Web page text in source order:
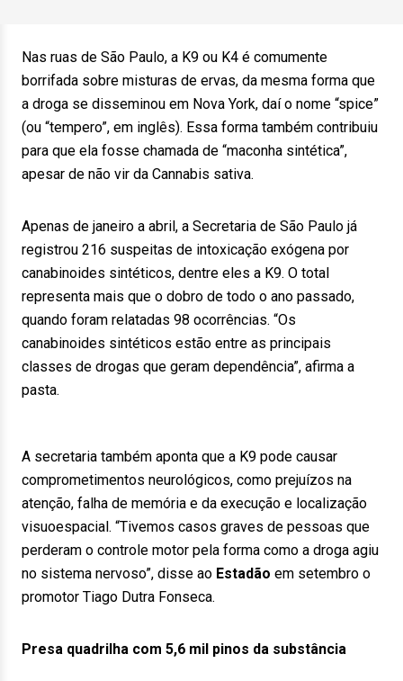
Nas ruas de São Paulo, a K9 ou K4 é comumente
borrifada sobre misturas de ervas, da mesma forma que
a droga se disseminou em Nova York, daí o nome “spice”
(ou “tempero”, em inglês). Essa forma também contribuiu
para que ela fosse chamada de “maconha sintética”,
apesar de não vir da Cannabis sativa.
Apenas de janeiro a abril, a Secretaria de São Paulo já
registrou 216 suspeitas de intoxicação exógena por
canabinoides sintéticos, dentre eles a K9. O total
representa mais que o dobro de todo o ano passado,
quando foram relatadas 98 ocorrências. “Os
canabinoides sintéticos estão entre as principais
classes de drogas que geram dependência”, afirma a
pasta.
A secretaria também aponta que a K9 pode causar
comprometimentos neurológicos, como prejuízos na
atenção, falha de memória e da execução e localização
visuoespacial. “Tivemos casos graves de pessoas que
perderam o controle motor pela forma como a droga agiu
no sistema nervoso”, disse ao Estadão em setembro o
promotor Tiago Dutra Fonseca.
Presa quadrilha com 5,6 mil pinos da substância